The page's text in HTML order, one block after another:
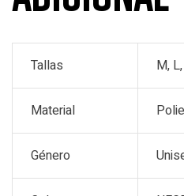
Tallas M,
Material
Género